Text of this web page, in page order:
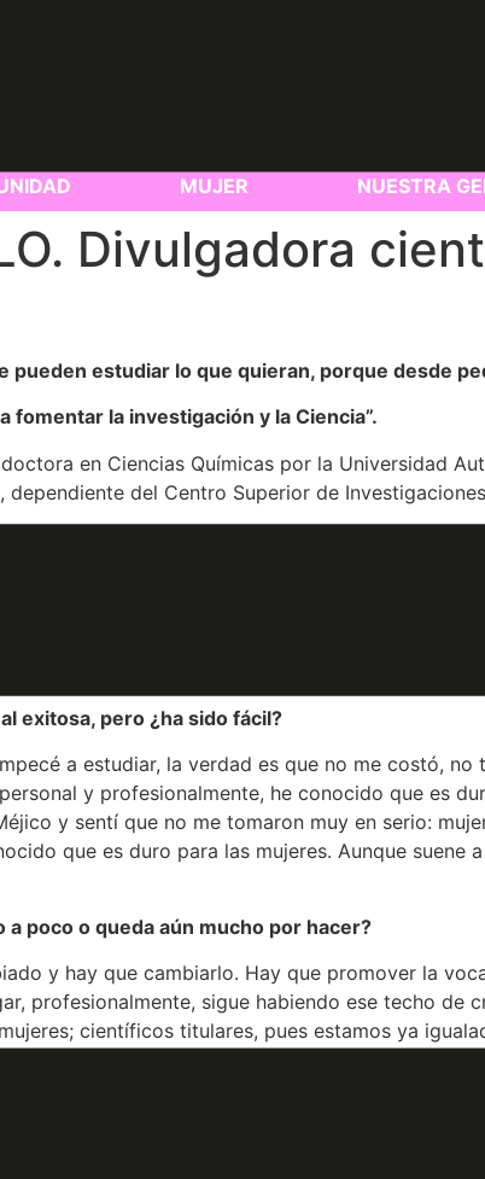
MUJER NUESTRA
Divulgadora
pueden estudiar lo que quieran, porque desde
la investigación y la Ciencia”.
en Ciencias Químicas por la Universidad
del Centro Superior de
exitosa, pero ¿ha sido fácil?
a estudiar, la verdad es que no me costó,
y profesionalmente, he conocido que es
y sentí que no me tomaron muy en serio:
que es duro para las mujeres. Aunque
a poco o queda aún mucho por hacer?
y hay que cambiarlo. Hay que promover la
profesionalmente, sigue habiendo ese techo de
científicos titulares, pues estamos ya